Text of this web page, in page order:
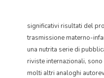
significativi risultati del
trasmissione materno-
una nutrita serie di
riviste internazionali,
molti altri analoghi